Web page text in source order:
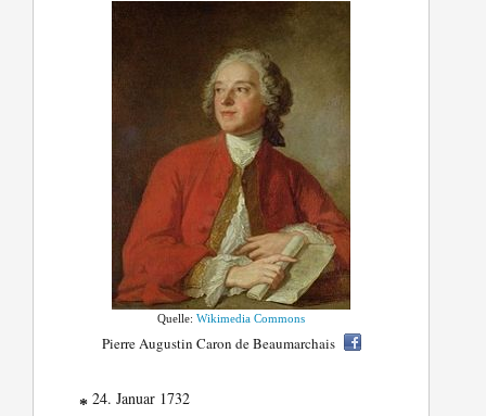
Quelle:Wikimedia Commons
Pierre Augustin Caron de Beaumarchais
* 24. Januar 1732